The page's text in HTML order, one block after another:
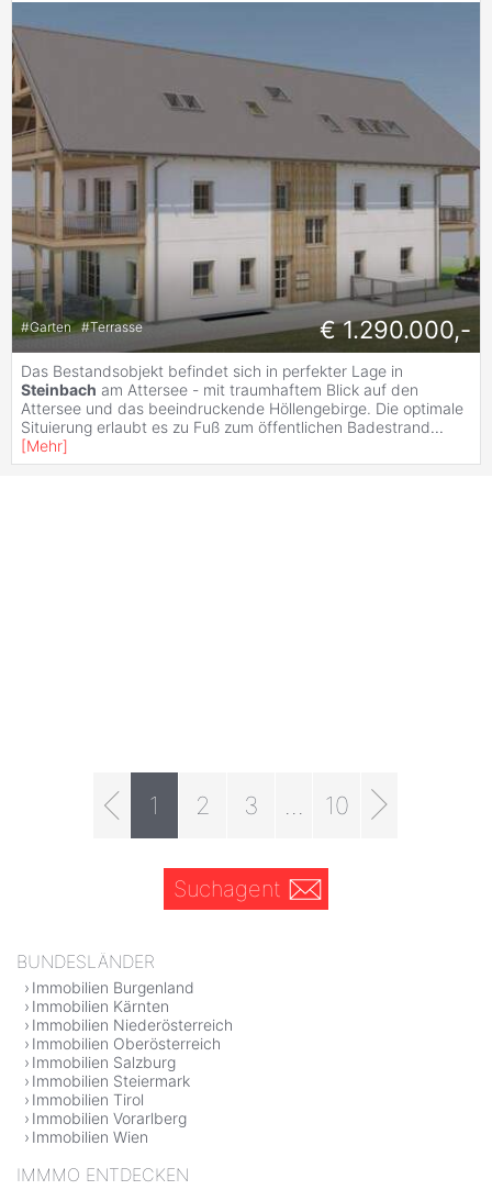
#Garten #Terrasse € 1.290.000,-
Das Bestandsobjekt befindet sich in perfekter Lage in
Steinbach am Attersee - mit traumhaftem Blick auf den
Attersee und das beeindruckende Höllengebirge. Die optimale
Situierung erlaubt es zu Fuß zum öffentlichen Badestrand...
[Mehr]
1 2 3 10
Suchagent
BUNDESLÄNDER
Immobilien Burgenland
Immobilien Kärnten
Immobilien Niederösterreich
Immobilien Oberösterreich
Immobilien Salzburg
Immobilien Steiermark
Immobilien Tirol
Immobilien Vorarlberg
Immobilien Wien
IMMMO ENTDECKEN